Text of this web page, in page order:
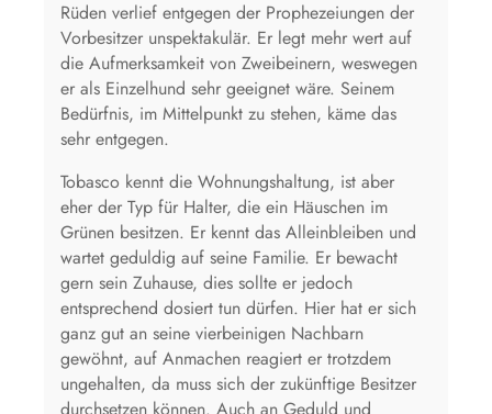
Rüden verlief entgegen der Prophezeiungen der
Vorbesitzer unspektakulär. Er legt mehr wert auf
die Aufmerksamkeit von Zweibeinern, weswegen
er als Einzelhund sehr geeignet wäre. Seinem
Bedürfnis, im Mittelpunkt zu stehen, käme das
sehr entgegen.
Tobasco kennt die Wohnungshaltung, ist aber
eher der Typ für Halter, die ein Häuschen im
Grünen besitzen. Er kennt das Alleinbleiben und
wartet geduldig auf seine Familie. Er bewacht
gern sein Zuhause, dies sollte er jedoch
entsprechend dosiert tun dürfen. Hier hat er sich
ganz gut an seine vierbeinigen Nachbarn
gewöhnt, auf Anmachen reagiert er trotzdem
ungehalten, da muss sich der zukünftige Besitzer
durchsetzen können. Auch an Geduld und